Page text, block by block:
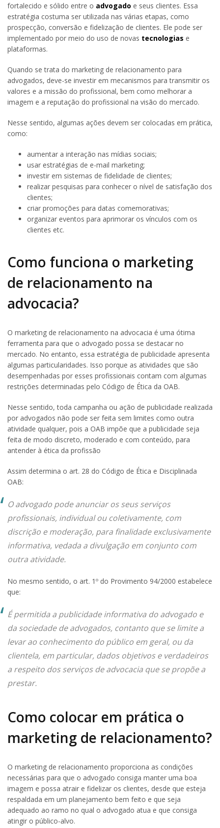
fortalecido e sólido entre o advogado e seus clientes. Essa
estratégia costuma ser utilizada nas várias etapas, como
prospecção, conversão e fidelização de clientes. Ele pode ser
implementado por meio do uso de novas tecnologias e
plataformas.
Quando se trata do marketing de relacionamento para
advogados, deve-se investir em mecanismos para transmitir os
valores e a missão do profissional, bem como melhorar a
imagem e a reputação do profissional na visão do mercado.
Nesse sentido, algumas ações devem ser colocadas em prática,
como:
aumentar a interação nas mídias sociais;
usar estratégias de e-mail marketing;
investir em sistemas de fidelidade de clientes;
realizar pesquisas para conhecer o nível de satisfação dos
clientes;
criar promoções para datas comemorativas;
organizar eventos para aprimorar os vínculos com os
clientes etc.
Como funciona o marketing
de relacionamento na
advocacia?
O marketing de relacionamento na advocacia é uma ótima
ferramenta para que o advogado possa se destacar no
mercado. No entanto, essa estratégia de publicidade apresenta
algumas particularidades. Isso porque as atividades que são
desempenhadas por esses profissionais contam com algumas
restrições determinadas pelo Código de Ética da OAB.
Nesse sentido, toda campanha ou ação de publicidade realizada
por advogados não pode ser feita sem limites como outra
atividade qualquer, pois a OAB impõe que a publicidade seja
feita de modo discreto, moderado e com conteúdo, para
antender à ética da profissão
Assim determina o art. 28 do Código de Ética e Disciplinada
OAB:
O advogado pode anunciar os seus serviços
profissionais, individual ou coletivamente, com
discrição e moderação, para finalidade exclusivamente
informativa, vedada a divulgação em conjunto com
outra atividade.
No mesmo sentido, o art. 1º do Provimento 94/2000 estabelece
que:
É permitida a publicidade informativa do advogado e
da sociedade de advogados, contanto que se limite a
levar ao conhecimento do público em geral, ou da
clientela, em particular, dados objetivos e verdadeiros
a respeito dos serviços de advocacia que se propõe a
prestar.
Como colocar em prática o
marketing de relacionamento?
O marketing de relacionamento proporciona as condições
necessárias para que o advogado consiga manter uma boa
imagem e possa atrair e fidelizar os clientes, desde que esteja
respaldada em um planejamento bem feito e que seja
adequado ao ramo no qual o advogado atua e que consiga
atingir o público-alvo.